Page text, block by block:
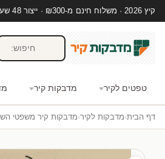
קיץ 2026 · משלוח חינם מ-₪300 · ייצור 48 שעות · 15,000+ לקוחות מרוצים
טפטים לקיר מדבקות קיר
דף הבית›מדבקות לקיר›מדבקות קיר משפטי